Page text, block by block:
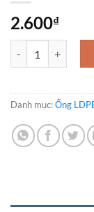
2.600₫
Bít số 8 Ống PE
Danh mục:Ống